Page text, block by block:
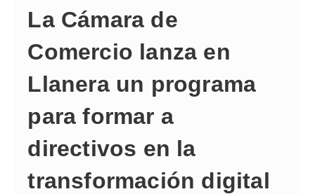
La Cámara de
Comercio lanza en
Llanera un programa
para formar a
directivos en la
transformación digital